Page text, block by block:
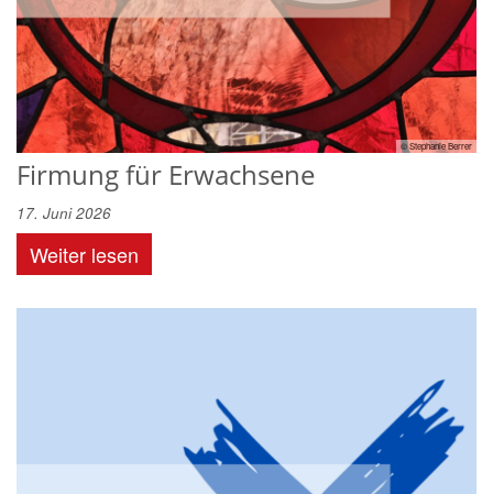
© Stephanie Berrer
Firmung für Erwachsene
17. Juni 2026
Weiter lesen